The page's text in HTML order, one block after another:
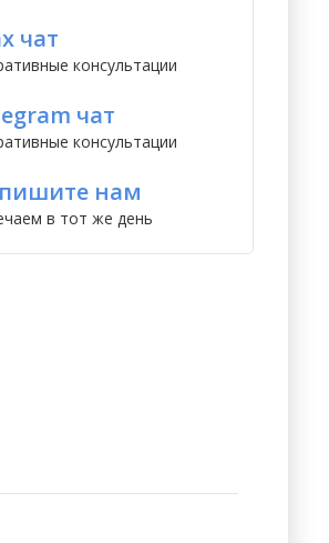
чат
консультации
чат
консультации
нам
в тот же день